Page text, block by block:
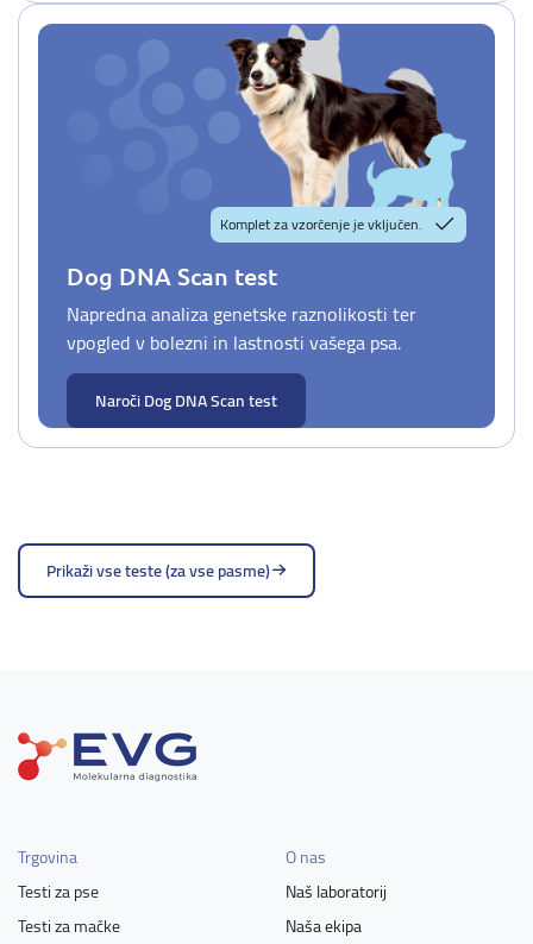
Komplet za vzorčenje je vključen.
Dog DNA Scan test
Napredna analiza genetske raznolikosti ter
vpogled v bolezni in lastnosti vašega psa.
Naroči Dog DNA Scan test
Prikaži vse teste (za vse pasme)
Trgovina
Testi za pse
Testi za mačke
O nas
Naš laboratorij
Naša ekipa